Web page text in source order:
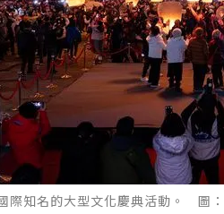
際知名的大型文化慶典活動。 圖